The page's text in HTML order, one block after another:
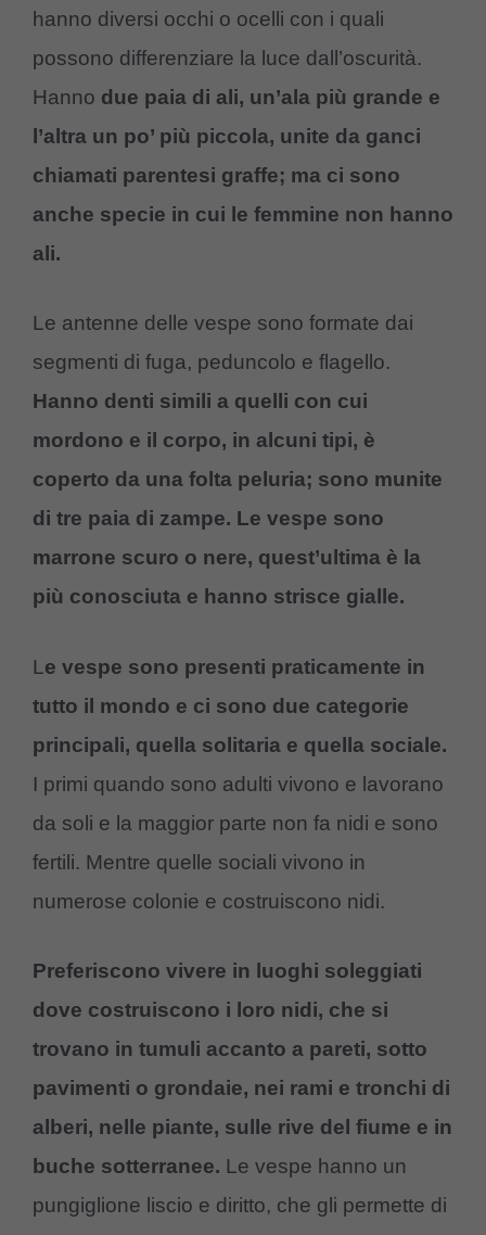
hanno diversi occhi o ocelli con i quali
possono differenziare la luce dall’oscurità.
Hanno due paia di ali, un’ala più grande e
l’altra un po’ più piccola, unite da ganci
chiamati parentesi graffe; ma ci sono
anche specie in cui le femmine non hanno
ali.
Le antenne delle vespe sono formate dai
segmenti di fuga, peduncolo e flagello.
Hanno denti simili a quelli con cui
mordono e il corpo, in alcuni tipi, è
coperto da una folta peluria; sono munite
di tre paia di zampe. Le vespe sono
marrone scuro o nere, quest’ultima è la
più conosciuta e hanno strisce gialle.
Le vespe sono presenti praticamente in
tutto il mondo e ci sono due categorie
principali, quella solitaria e quella sociale.
I primi quando sono adulti vivono e lavorano
da soli e la maggior parte non fa nidi e sono
fertili. Mentre quelle sociali vivono in
numerose colonie e costruiscono nidi.
Preferiscono vivere in luoghi soleggiati
dove costruiscono i loro nidi, che si
trovano in tumuli accanto a pareti, sotto
pavimenti o grondaie, nei rami e tronchi di
alberi, nelle piante, sulle rive del fiume e in
buche sotterranee. Le vespe hanno un
pungiglione liscio e diritto, che gli permette di